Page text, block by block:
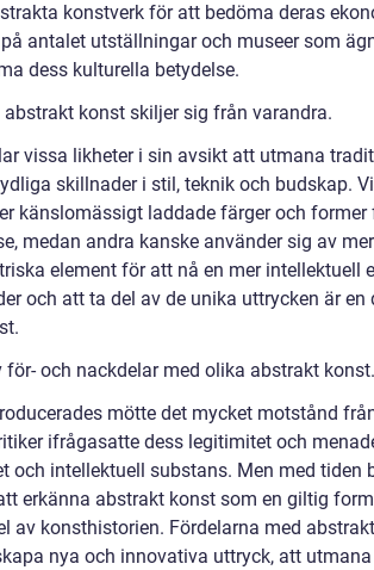
konstverk för att bedöma deras
antalet utställningar och museer som
dess kulturella betydelse.
konst skiljer sig från varandra.
vissa likheter i sin avsikt att utmana
skillnader i stil, teknik och budskap.
känslomässigt laddade färger och former
medan andra kanske använder sig av mer
element för att nå en mer intellektuell
och att ta del av de unika uttrycken är en
och nackdelar med olika abstrakt konst.
mötte det mycket motstånd
ifrågasatte dess legitimitet och
och intellektuell substans. Men med tiden
erkänna abstrakt konst som en giltig
av konsthistorien. Fördelarna med
nya och innovativa uttryck, att utmana